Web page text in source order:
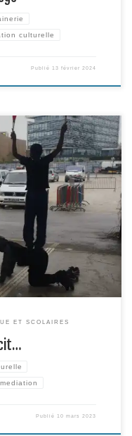
culturelle
Publié 13 février 2024
équilibres », un aperçu du
par les élèves de 6e7 du
les thèmes de « vacances »
Et le récit de la
ET SCOLAIRES
mediation
Publié 10 mars 2023